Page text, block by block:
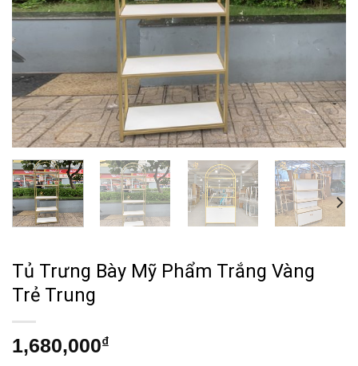
Tủ Trưng Bày Mỹ Phẩm Trắng Vàng
Trẻ Trung
1,680,000₫